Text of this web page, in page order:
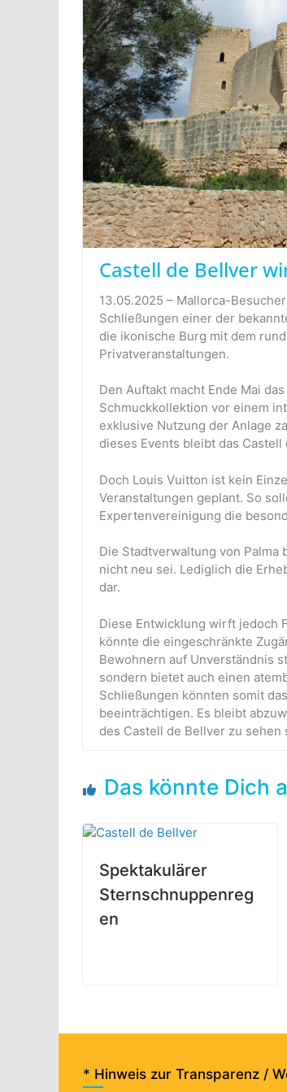
Castell de Bellver
13.05.2025 – Mallorca-
Schließungen einer der
die ikonische Burg mit dem
Privatveranstaltungen.
Den Auftakt macht Ende Mai
Schmuckkollektion vor einem
exklusive Nutzung der Anlage
dieses Events bleibt das
Doch Louis Vuitton ist kein
Veranstaltungen geplant. So
Expertenvereinigung die
Die Stadtverwaltung von Palma
nicht neu sei. Lediglich die
dar.
Diese Entwicklung wirft jedoch
könnte die eingeschränkte
Bewohnern auf Unverständnis
sondern bietet auch einen
Schließungen könnten somit
beeinträchtigen. Es bleibt
des Castell de Bellver zu sehen
Das könnte Dich
Spektakulärer
Sternschnuppenreg
en
* Hinweis zur Transparenz /